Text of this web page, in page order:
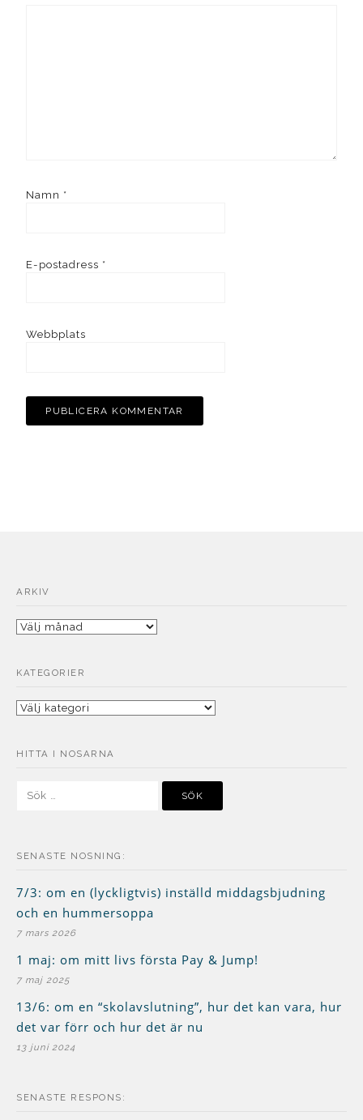
Namn *
E-postadress *
Webbplats
ARKIV
Arkiv
KATEGORIER
Kategorier
HITTA I NOSARNA
SENASTE NOSNING:
7/3: om en (lyckligtvis) inställd middagsbjudning
och en hummersoppa
7 mars 2026
1 maj: om mitt livs första Pay & Jump!
7 maj 2025
13/6: om en “skolavslutning”, hur det kan vara, hur
det var förr och hur det är nu
13 juni 2024
SENASTE RESPONS: